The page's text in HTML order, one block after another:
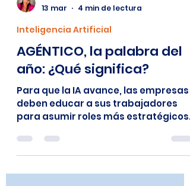
13 mar
4 min de lectura
Inteligencia Artificial
AGÉNTICO, la palabra del
año: ¿Qué significa?
Para que la IA avance, las empresas
que operativos